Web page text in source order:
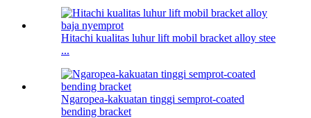
Hitachi kualitas luhur lift mobil bracket alloy stee
...
Ngaropea-kakuatan tinggi semprot-coated
bending bracket